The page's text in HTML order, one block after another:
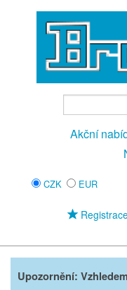
Akční
CZK EUR
Upozornění: